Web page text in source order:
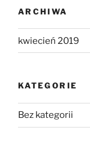
ARCHIWA
kwiecień 2019
KATEGORIE
Bez kategorii